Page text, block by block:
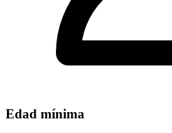
Edad mínima